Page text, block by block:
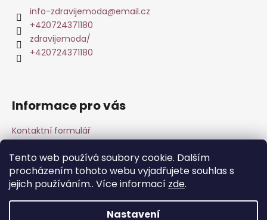
Tento web používá soubory cookie. Dalším
procházením tohoto webu vyjadřujete souhlas s
jejich používáním.. Více informací zde.
Nastavení
info-zdravijemoda@email.cz
+420724371180
zdravijemoda/
+420724371180
Informace pro vás
Kontaktní formulář
Podmínky ochrany osobních údajů
O nás
DuoLife Club - plný výhod